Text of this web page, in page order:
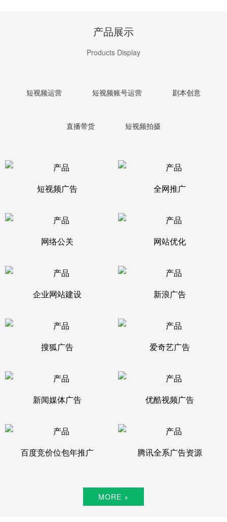
产品展示
Products Display
短视频运营 短视频账号运营 剧本创意
直播带货 短视频拍摄
短视频广告 全网推广
网络公关 网站优化
企业网站建设 新浪广告
搜狐广告 爱奇艺广告
新闻媒体广告 优酷视频广告
百度竞价位包年推广 腾讯全系广告资源
MORE +